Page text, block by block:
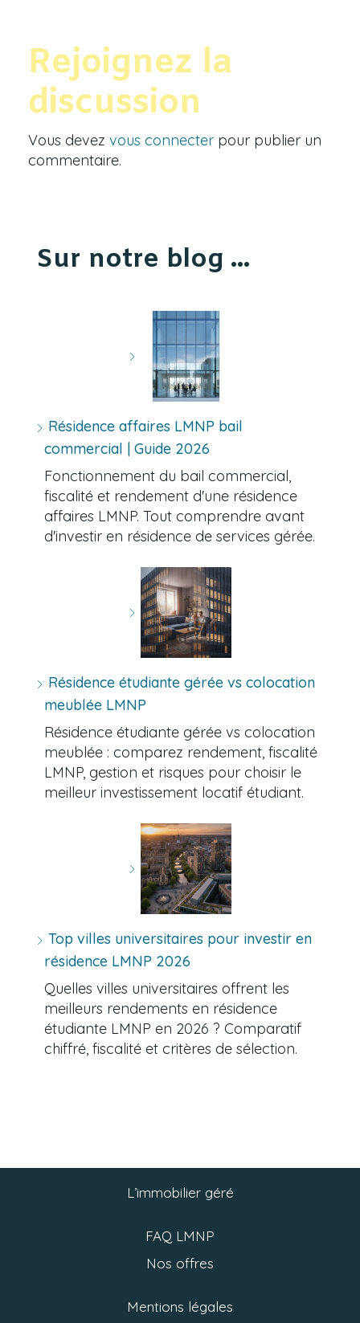
Rejoignez la
discussion
Vous devez vous connecter pour publier un
commentaire.
Sur notre blog ...
Résidence affaires LMNP bail
commercial | Guide 2026
Fonctionnement du bail commercial,
fiscalité et rendement d'une résidence
affaires LMNP. Tout comprendre avant
d'investir en résidence de services gérée.
Résidence étudiante gérée vs colocation
meublée LMNP
Résidence étudiante gérée vs colocation
meublée : comparez rendement, fiscalité
LMNP, gestion et risques pour choisir le
meilleur investissement locatif étudiant.
Top villes universitaires pour investir en
résidence LMNP 2026
Quelles villes universitaires offrent les
meilleurs rendements en résidence
étudiante LMNP en 2026 ? Comparatif
chiffré, fiscalité et critères de sélection.
L’immobilier géré
FAQ LMNP
Nos offres
Mentions légales